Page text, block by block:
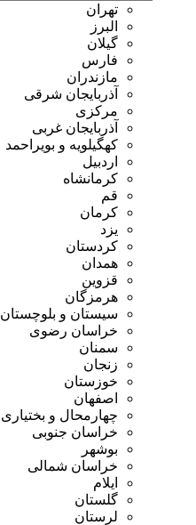
تهران
البرز
گیلان
فارس
مازندران
آذربایجان شرقی
مرکزی
آذربایجان غربی
کهگیلویه و بویراحمد
اردبیل
کرمانشاه
قم
کرمان
یزد
کردستان
همدان
قزوین
هرمزگان
سیستان و بلوچستان
خراسان رضوی
سمنان
زنجان
خوزستان
اصفهان
چهارمحال و بختیاری
خراسان جنوبی
بوشهر
خراسان شمالی
ایلام
گلستان
لرستان